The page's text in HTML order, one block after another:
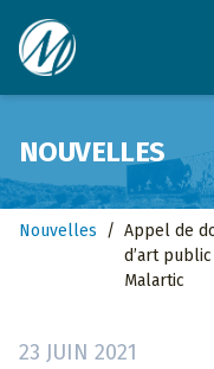
Ville de Malartic
NOUVELLES
Nouvelles / Appel de
d’art
Malartic
23 JUIN 2021